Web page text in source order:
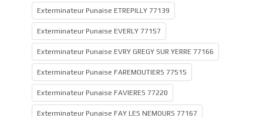
Exterminateur Punaise ETREPILLY 77139
Exterminateur Punaise EVERLY 77157
Exterminateur Punaise EVRY GREGY SUR YERRE 77166
Exterminateur Punaise FAREMOUTIERS 77515
Exterminateur Punaise FAVIERES 77220
Exterminateur Punaise FAY LES NEMOURS 77167